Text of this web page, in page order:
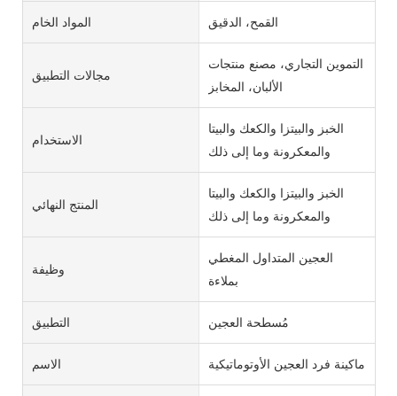
المواد الخام القمح، الدقيق
مجالات التطبيق
التموين التجاري، مصنع منتجات
الألبان، المخابز
الاستخدام
الخبز والبيتزا والكعك والبيتا
والمعكرونة وما إلى ذلك
المنتج النهائي
الخبز والبيتزا والكعك والبيتا
والمعكرونة وما إلى ذلك
وظيفة
العجين المتداول المغطي
بملاءة
التطبيق مُسطحة العجين
الاسم ماكينة فرد العجين الأوتوماتيكية